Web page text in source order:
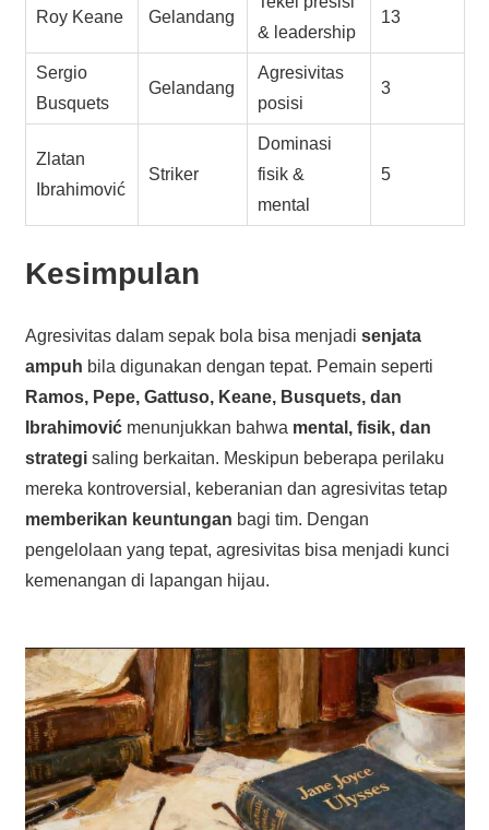
Roy Keane Gelandang
& leadership
13
Sergio
Busquets
Gelandang
Agresivitas
posisi
3
Zlatan
Ibrahimović
Striker
Dominasi
fisik &
mental
5
Kesimpulan
Agresivitas dalam sepak bola bisa menjadi senjata
ampuh bila digunakan dengan tepat. Pemain seperti
Ramos, Pepe, Gattuso, Keane, Busquets, dan
Ibrahimovićmenunjukkan bahwa mental, fisik, dan
strategisaling berkaitan. Meskipun beberapa perilaku
mereka kontroversial, keberanian dan agresivitas tetap
memberikan keuntungan bagi tim. Dengan
pengelolaan yang tepat, agresivitas bisa menjadi kunci
kemenangan di lapangan hijau.